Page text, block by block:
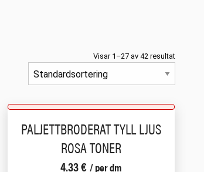
Visar 1–27 av 42 resultat
PALJETTBRODERAT TYLL LJUS
ROSA TONER
4.33€ / per dm